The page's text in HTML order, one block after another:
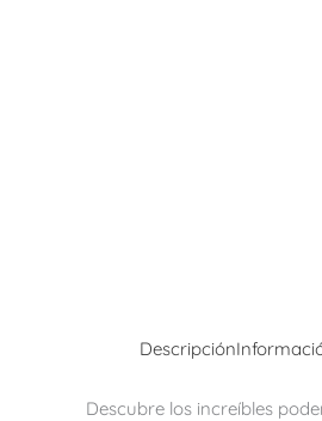
Descripción
Descubre los increíbles